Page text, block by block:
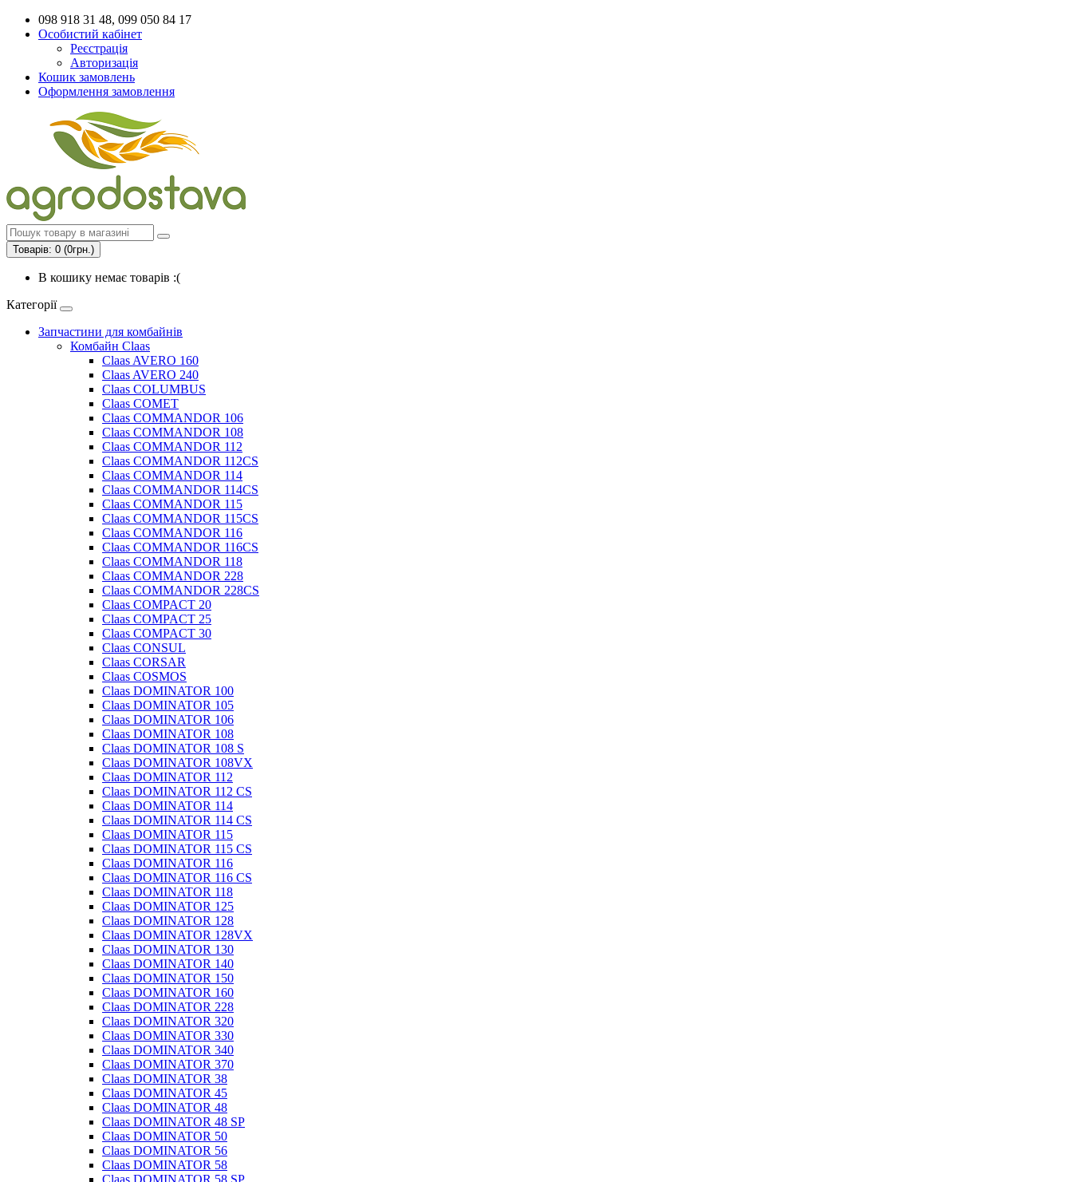
098 918 31 48, 099 050 84 17
Особистий кабінет
Реєстрація
Авторизація
Кошик замовлень
Оформлення замовлення
Товарів: 0 (0грн.)
В кошику немає товарів :(
Категорії
Запчастини для комбайнів
Комбайн Claas
Claas AVERO 160
Claas AVERO 240
Claas COLUMBUS
Claas COMET
Claas COMMANDOR 106
Claas COMMANDOR 108
Claas COMMANDOR 112
Claas COMMANDOR 112CS
Claas COMMANDOR 114
Claas COMMANDOR 114CS
Claas COMMANDOR 115
Claas COMMANDOR 115CS
Claas COMMANDOR 116
Claas COMMANDOR 116CS
Claas COMMANDOR 118
Claas COMMANDOR 228
Claas COMMANDOR 228CS
Claas COMPACT 20
Claas COMPACT 25
Claas COMPACT 30
Claas CONSUL
Claas CORSAR
Claas COSMOS
Claas DOMINATOR 100
Claas DOMINATOR 105
Claas DOMINATOR 106
Claas DOMINATOR 108
Claas DOMINATOR 108 S
Claas DOMINATOR 108VX
Claas DOMINATOR 112
Claas DOMINATOR 112 CS
Claas DOMINATOR 114
Claas DOMINATOR 114 CS
Claas DOMINATOR 115
Claas DOMINATOR 115 CS
Claas DOMINATOR 116
Claas DOMINATOR 116 CS
Claas DOMINATOR 118
Claas DOMINATOR 125
Claas DOMINATOR 128
Claas DOMINATOR 128VX
Claas DOMINATOR 130
Claas DOMINATOR 140
Claas DOMINATOR 150
Claas DOMINATOR 160
Claas DOMINATOR 228
Claas DOMINATOR 320
Claas DOMINATOR 330
Claas DOMINATOR 340
Claas DOMINATOR 370
Claas DOMINATOR 38
Claas DOMINATOR 45
Claas DOMINATOR 48
Claas DOMINATOR 48 SP
Claas DOMINATOR 50
Claas DOMINATOR 56
Claas DOMINATOR 58
Claas DOMINATOR 58 SP